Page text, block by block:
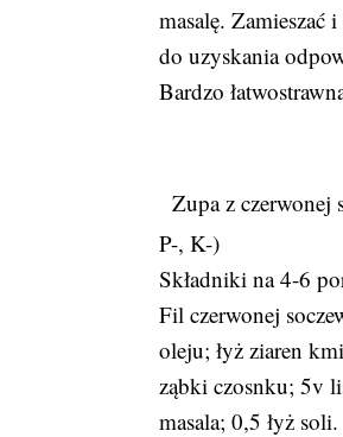
masalę.
do uzyskania
Bardzo
Zupa z czerwonej
P-, K-)
Składniki na 4-6
Fil czerwonej
oleju; łyż ziaren
ząbki czosnku; 5v
masala; 0,5 łyż soli.